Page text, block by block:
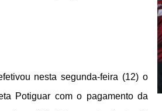
nesta segunda-feira (12) o
Potiguar com o pagamento da